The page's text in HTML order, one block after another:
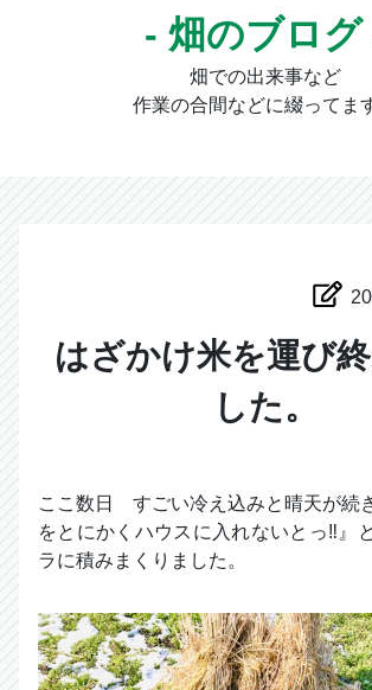
- 畑のブログ
畑での出来事など
作業の合間などに綴ってま
はざかけ米を運び
した。
ここ数日 すごい冷え込みと晴天が続
をとにかくハウスに入れないとっ‼︎』
ラに積みまくりました。